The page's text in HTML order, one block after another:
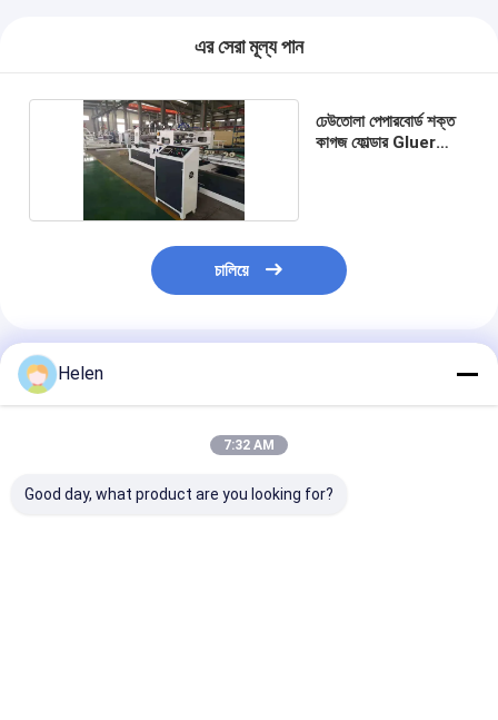
এর সেরা মূল্য পান
ঢেউতোলা পেপারবোর্ড শক্ত
কাগজ ফোল্ডার Gluer
চালিয়ে
প্রস্তাবিত পণ্য
Helen
7:32 AM
Good day, what product are you looking for?